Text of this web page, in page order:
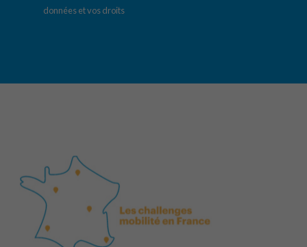
données et vos droits